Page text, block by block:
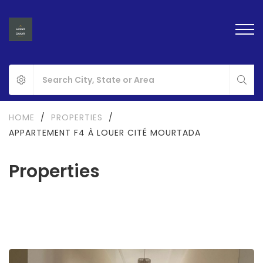
Properties
HOME / PROPERTIES
/
APPARTEMENT F4 À LOUER CITÉ MOURTADA